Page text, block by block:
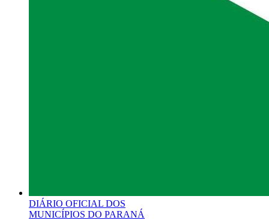
DIÁRIO OFICIAL DOS
MUNICÍPIOS DO PARANÁ